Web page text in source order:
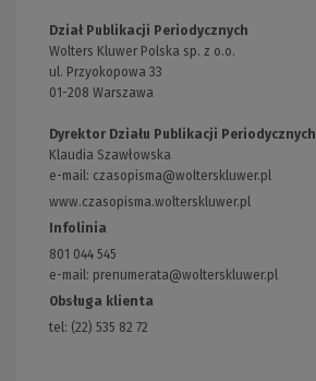
Dział Publikacji Periodycznych
Wolters Kluwer Polska sp. z o.o.
ul. Przyokopowa 33
01-208 Warszawa
Dyrektor Działu Publikacji Periodycznych
Klaudia Szawłowska
e-mail: czasopisma@wolterskluwer.pl
www.czasopisma.wolterskluwer.pl
Infolinia
801 044 545
e-mail: prenumerata@wolterskluwer.pl
Obsługa klienta
tel: (22) 535 82 72